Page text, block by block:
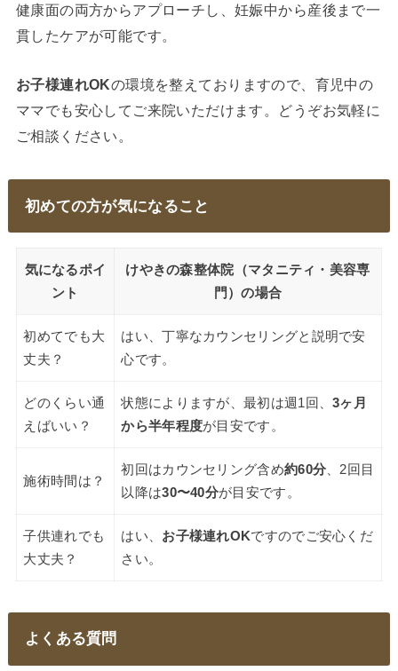
健康面の両方からアプローチし、妊娠中から産後まで一
貫したケアが可能です。
お子様連れOKの環境を整えておりますので、育児中の
ママでも安心してご来院いただけます。どうぞお気軽に
ご相談ください。
初めての方が気になること
気になるポイ
ント
けやきの森整体院（マタニティ・美容専
門）の場合
初めてでも大
丈夫？
はい、丁寧なカウンセリングと説明で安
心です。
どのくらい通
えばいい？
状態によりますが、最初は週1回、3ヶ月
から半年程度が目安です。
施術時間は？
初回はカウンセリング含め約60分、2回目
以降は30〜40分が目安です。
子供連れでも
大丈夫？
はい、 お子様連れOKですのでご安心くだ
さい。
よくある質問